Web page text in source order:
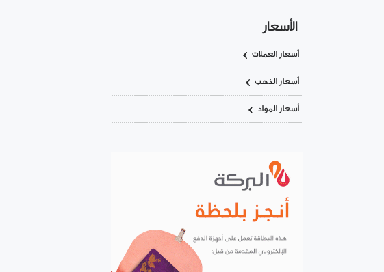
العراقي عبر حمص
اتفاقية توءمة بين غرفتي تجارة
ريف دمشق وإربد لتعزيز
التعاون الاقتصادي
السورية للحبوب: استلام أكثر
من مليونين ونصف المليون
طن من ‌‏محصول القمح ‏
الكهرباء والغاز والبنى التحتية
في صدارة التعاون السوري
الأسعار
أسعار العملات
أسعار الذهب
أسعار المواد